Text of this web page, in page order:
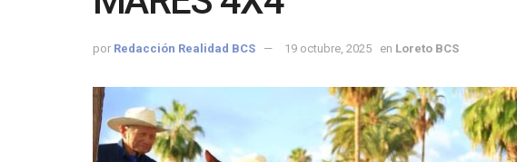
por Redacción Realidad BCS 19 octubre, 2025 en Loreto BCS